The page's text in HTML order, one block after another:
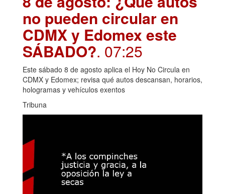
no pueden circular en
CDMX y Edomex este
SÁBADO?. 07:25
Este sábado 8 de agosto aplica el Hoy No Circula en
CDMX y Edomex; revisa qué autos descansan, horarios,
hologramas y vehículos exentos
Tribuna